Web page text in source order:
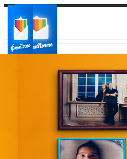
Ваш регион доставки
Выберите из списка: